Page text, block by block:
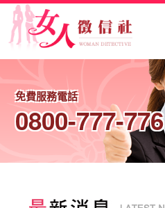
免費服務電話
0800-777-776